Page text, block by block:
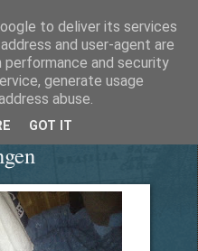
Diesel
to deliver its services
and user-agent are
performance and security
generate usage
abuse.
GOT IT